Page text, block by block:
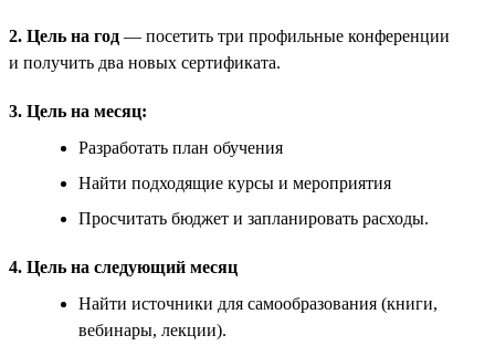
2. Цель на год — посетить три профильные конференции
и получить два новых сертификата.
3. Цель на месяц:
Разработать план обучения
Найти подходящие курсы и мероприятия
Просчитать бюджет и запланировать расходы.
4. Цель на следующий месяц
Найти источники для самообразования (книги,
вебинары, лекции).